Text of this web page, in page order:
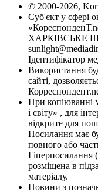
© 2000-2026,
Суб'єкт у сфері
ХАРКІВСЬКЕ
Ідентифікатор
Використання
сайті,
При копіюванні
і світу» , для
відкрите для
Посилання має
повного або
Гіперпосилання
розміщена в
матеріалу.
Новини з